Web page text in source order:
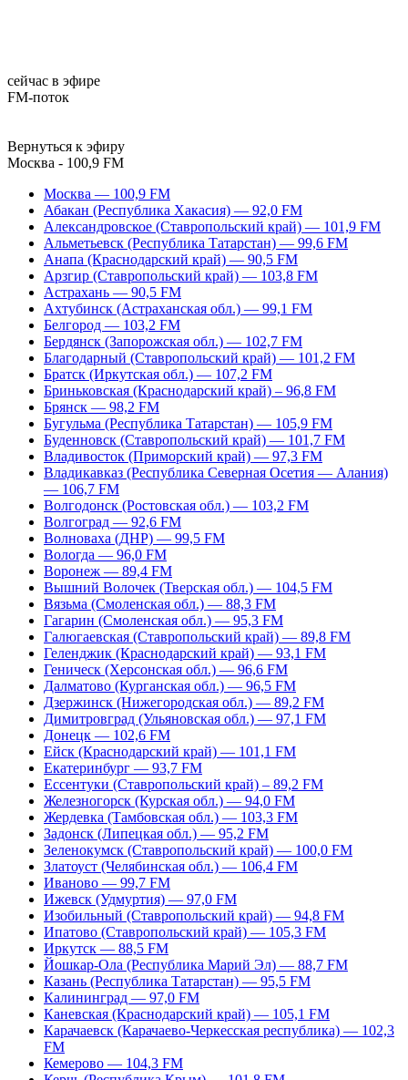
сейчас в эфире
FM-поток
Вернуться к эфиру
Москва - 100,9 FM
Москва — 100,9 FM
Абакан (Республика Хакасия) — 92,0 FM
Александровское (Ставропольский край) — 101,9 FM
Альметьевск (Республика Татарстан) — 99,6 FM
Анапа (Краснодарский край) — 90,5 FM
Арзгир (Ставропольский край) — 103,8 FM
Астрахань — 90,5 FM
Ахтубинск (Астраханская обл.) — 99,1 FM
Белгород — 103,2 FM
Бердянск (Запорожская обл.) — 102,7 FM
Благодарный (Ставропольский край) — 101,2 FM
Братск (Иркутская обл.) — 107,2 FM
Бриньковская (Краснодарский край) – 96,8 FM
Брянск — 98,2 FM
Бугульма (Республика Татарстан) — 105,9 FM
Буденновск (Ставропольский край) — 101,7 FM
Владивосток (Приморский край) — 97,3 FM
Владикавказ (Республика Северная Осетия — Алания)
— 106,7 FM
Волгодонск (Ростовская обл.) — 103,2 FM
Волгоград — 92,6 FM
Волноваха (ДНР) — 99,5 FM
Вологда — 96,0 FM
Воронеж — 89,4 FM
Вышний Волочек (Тверская обл.) — 104,5 FM
Вязьма (Смоленская обл.) — 88,3 FM
Гагарин (Смоленская обл.) — 95,3 FM
Галюгаевская (Ставропольский край) — 89,8 FM
Геленджик (Краснодарский край) — 93,1 FM
Геническ (Херсонская обл.) — 96,6 FM
Далматово (Курганская обл.) — 96,5 FM
Дзержинск (Нижегородская обл.) — 89,2 FM
Димитровград (Ульяновская обл.) — 97,1 FM
Донецк — 102,6 FM
Ейск (Краснодарский край) — 101,1 FM
Екатеринбург — 93,7 FM
Ессентуки (Ставропольский край) – 89,2 FM
Железногорск (Курская обл.) — 94,0 FM
Жердевка (Тамбовская обл.) — 103,3 FM
Задонск (Липецкая обл.) — 95,2 FM
Зеленокумск (Ставропольский край) — 100,0 FM
Златоуст (Челябинская обл.) — 106,4 FM
Иваново — 99,7 FM
Ижевск (Удмуртия) — 97,0 FM
Изобильный (Ставропольский край) — 94,8 FM
Ипатово (Ставропольский край) — 105,3 FM
Иркутск — 88,5 FM
Йошкар-Ола (Республика Марий Эл) — 88,7 FM
Казань (Республика Татарстан) — 95,5 FM
Калининград — 97,0 FM
Каневская (Краснодарский край) — 105,1 FM
Карачаевск (Карачаево-Черкесская республика) — 102,3
FM
Кемерово — 104,3 FM